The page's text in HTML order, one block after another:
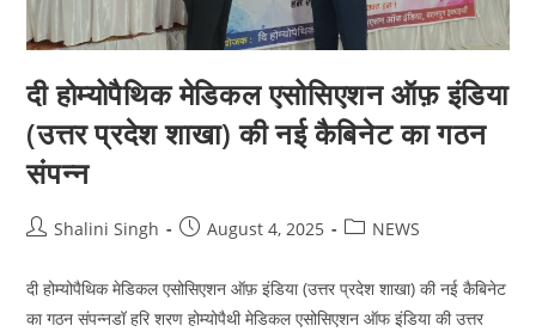
दी होम्योपैथिक मेडिकल एसोसिएशन ऑफ़ इंडिया
(उत्तर प्रदेश शाखा) की नई कैबिनेट का गठन
संपन्न
PostShalini Singh
PostAugust 4, 2025
PostNEWS
दी होम्योपैथिक मेडिकल एसोसिएशन ऑफ़ इंडिया (उत्तर प्रदेश शाखा) की नई कैबिनेट
का गठन संपन्नडॉ हरि शरण होम्योपैथी मेडिकल एसोसिएशन ऑफ इंडिया की उत्तर